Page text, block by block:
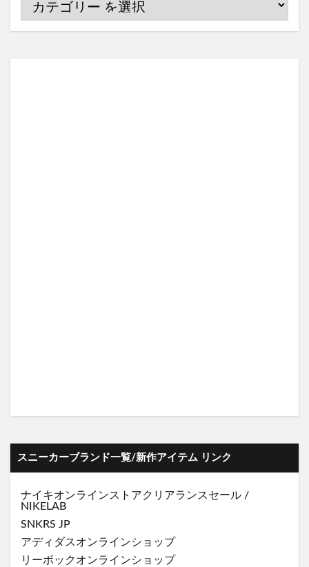
スニーカーブランド一覧/新作アイテム リンク
ナイキオンラインストアクリアランスセール /
NIKELAB
SNKRS JP
アディダスオンラインショップ
リーボックオンラインショップ